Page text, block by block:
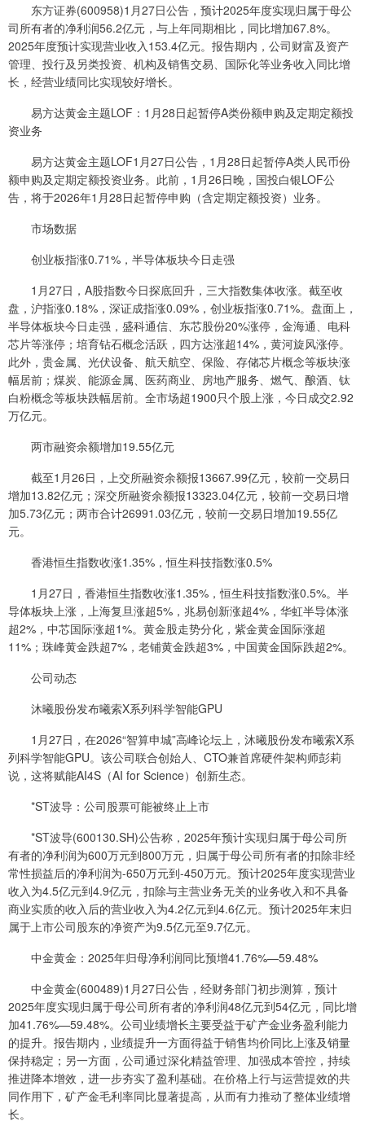
东方证券(600958)1月27日公告，预计2025年度实现归属于母公
司所有者的净利润56.2亿元，与上年同期相比，同比增加67.8%。
2025年度预计实现营业收入153.4亿元。报告期内，公司财富及资产
管理、投行及另类投资、机构及销售交易、国际化等业务收入同比增
长，经营业绩同比实现较好增长。
易方达黄金主题LOF：1月28日起暂停A类份额申购及定期定额投
资业务
易方达黄金主题LOF1月27日公告，1月28日起暂停A类人民币份
额申购及定期定额投资业务。此前，1月26日晚，国投白银LOF公
告，将于2026年1月28日起暂停申购（含定期定额投资）业务。
市场数据
创业板指涨0.71%，半导体板块今日走强
1月27日，A股指数今日探底回升，三大指数集体收涨。截至收
盘，沪指涨0.18%，深证成指涨0.09%，创业板指涨0.71%。盘面上，
半导体板块今日走强，盛科通信、东芯股份20%涨停，金海通、电科
芯片等涨停；培育钻石概念活跃，四方达涨超14%，黄河旋风涨停。
此外，贵金属、光伏设备、航天航空、保险、存储芯片概念等板块涨
幅居前；煤炭、能源金属、医药商业、房地产服务、燃气、酿酒、钛
白粉概念等板块跌幅居前。全市场超1900只个股上涨，今日成交2.92
万亿元。
两市融资余额增加19.55亿元
截至1月26日，上交所融资余额报13667.99亿元，较前一交易日
增加13.82亿元；深交所融资余额报13323.04亿元，较前一交易日增
加5.73亿元；两市合计26991.03亿元，较前一交易日增加19.55亿
元。
香港恒生指数收涨1.35%，恒生科技指数涨0.5%
1月27日，香港恒生指数收涨1.35%，恒生科技指数涨0.5%。半
导体板块上涨，上海复旦涨超5%，兆易创新涨超4%，华虹半导体涨
超2%，中芯国际涨超1%。黄金股走势分化，紫金黄金国际涨超
11%；珠峰黄金跌超7%，老铺黄金跌超3%，中国黄金国际跌超2%。
公司动态
沐曦股份发布曦索X系列科学智能GPU
1月27日，在2026“智算申城”高峰论坛上，沐曦股份发布曦索X系
列科学智能GPU。该公司联合创始人、CTO兼首席硬件架构师彭莉
说，这将赋能AI4S（AI for Science）创新生态。
*ST波导：公司股票可能被终止上市
*ST波导(600130.SH)公告称，2025年预计实现归属于母公司所
有者的净利润为600万元到800万元，归属于母公司所有者的扣除非经
常性损益后的净利润为-650万元到-450万元。预计2025年度实现营业
收入为4.5亿元到4.9亿元，扣除与主营业务无关的业务收入和不具备
商业实质的收入后的营业收入为4.2亿元到4.6亿元。预计2025年末归
属于上市公司股东的净资产为9.5亿元至9.7亿元。
中金黄金：2025年归母净利润同比预增41.76%—59.48%
中金黄金(600489)1月27日公告，经财务部门初步测算，预计
2025年度实现归属于母公司所有者的净利润48亿元到54亿元，同比增
加41.76%—59.48%。公司业绩增长主要受益于矿产金业务盈利能力
的提升。报告期内，业绩提升一方面得益于销售均价同比上涨及销量
保持稳定；另一方面，公司通过深化精益管理、加强成本管控，持续
推进降本增效，进一步夯实了盈利基础。在价格上行与运营提效的共
同作用下，矿产金毛利率同比显著提高，从而有力推动了整体业绩增
长。